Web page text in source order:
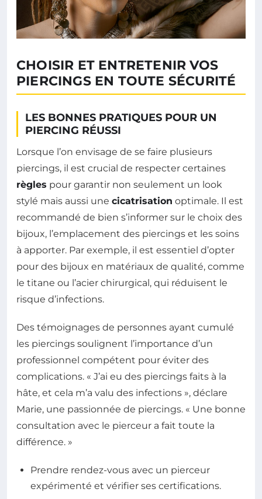
CHOISIR ET ENTRETENIR VOS
PIERCINGS EN TOUTE SÉCURITÉ
LES BONNES PRATIQUES POUR UN
PIERCING RÉUSSI
Lorsque l’on envisage de se faire plusieurs
piercings, il est crucial de respecter certaines
règles pour garantir non seulement un look
stylé mais aussi une cicatrisation optimale. Il est
recommandé de bien s’informer sur le choix des
bijoux, l’emplacement des piercings et les soins
à apporter. Par exemple, il est essentiel d’opter
pour des bijoux en matériaux de qualité, comme
le titane ou l’acier chirurgical, qui réduisent le
risque d’infections.
Des témoignages de personnes ayant cumulé
les piercings soulignent l’importance d’un
professionnel compétent pour éviter des
complications. « J’ai eu des piercings faits à la
hâte, et cela m’a valu des infections », déclare
Marie, une passionnée de piercings. « Une bonne
consultation avec le pierceur a fait toute la
différence. »
Prendre rendez-vous avec un pierceur
expérimenté et vérifier ses certifications.